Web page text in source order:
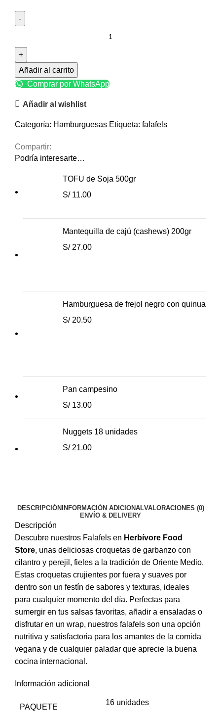
Añadir al carrito
Comprar por WhatsApp
Añadir al wishlist
Categoría: Hamburguesas Etiqueta: falafels
Compartir:
Podría interesarte…
TOFU de Soja 500gr
S/11.00
Mantequilla de cajú (cashews) 200gr
S/27.00
Hamburguesa de frejol negro con quinua
S/20.50
Pan campesino
S/13.00
Nuggets 18 unidades
S/21.00
DESCRIPCIÓN INFORMACIÓN ADICIONALVALORACIONES (0)
ENVÍO & DELIVERY
Descripción
Descubre nuestros Falafels en Herbívore Food
Store, unas deliciosas croquetas de garbanzo con
cilantro y perejil, fieles a la tradición de Oriente Medio.
Estas croquetas crujientes por fuera y suaves por
dentro son un festín de sabores y texturas, ideales
para cualquier momento del día. Perfectas para
sumergir en tus salsas favoritas, añadir a ensaladas o
disfrutar en un wrap, nuestros falafels son una opción
nutritiva y satisfactoria para los amantes de la comida
vegana y de cualquier paladar que aprecie la buena
cocina internacional.
Información adicional
PAQUETE
16 unidades